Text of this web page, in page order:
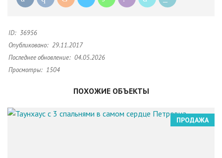
ID: 36956
Опубликовано: 29.11.2017
Последнее обновление: 04.05.2026
Просмотры: 1504
ПОХОЖИЕ ОБЪЕКТЫ
ПРОДАЖА